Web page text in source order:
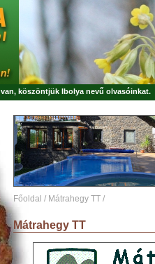
van, köszöntjük Ibolya nevű olvasóinkat.
Főoldal / Mátrahegy TT /
Mátrahegy TT